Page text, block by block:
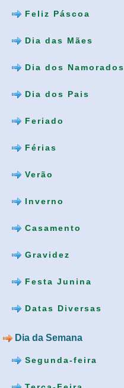
Feliz Páscoa
Dia das Mães
Dia dos Namorados
Dia dos Pais
Feriado
Férias
Verão
Inverno
Casamento
Gravidez
Festa Junina
Datas Diversas
Dia da Semana
Segunda-feira